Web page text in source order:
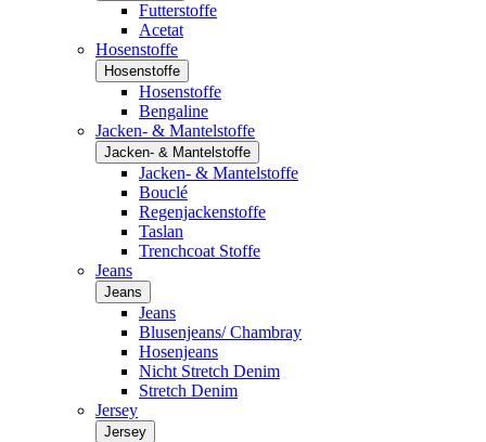
Futterstoffe
Acetat
Hosenstoffe
Hosenstoffe
Hosenstoffe
Bengaline
Jacken- & Mantelstoffe
Jacken- & Mantelstoffe
Jacken- & Mantelstoffe
Bouclé
Regenjackenstoffe
Taslan
Trenchcoat Stoffe
Jeans
Jeans
Jeans
Blusenjeans/ Chambray
Hosenjeans
Nicht Stretch Denim
Stretch Denim
Jersey
Jersey